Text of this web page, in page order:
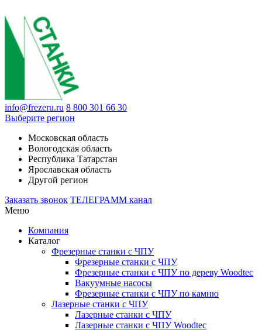
info@frezeru.ru 8 800 301 66 30
Выберите регион
Московская область
Вологодская область
Республика Татарстан
Ярославская область
Другой регион
Заказать звонок ТЕЛЕГРАММ канал
Меню
Компания
Каталог
Фрезерные станки с ЧПУ
Фрезерные станки с ЧПУ
Фрезерные станки с ЧПУ по дереву Woodtec
Вакуумные насосы
Фрезерные станки с ЧПУ по камню
Лазерные станки с ЧПУ
Лазерные станки с ЧПУ
Лазерные станки с ЧПУ Woodtec